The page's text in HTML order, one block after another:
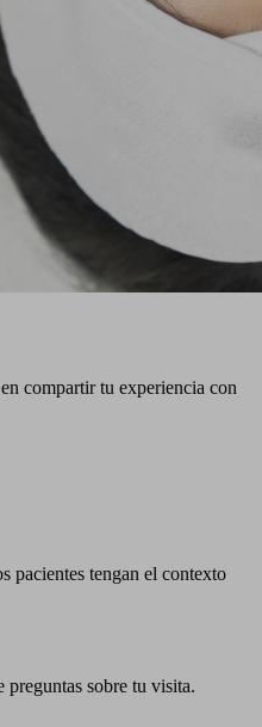
compartir tu experiencia con
pacientes tengan el contexto
preguntas sobre tu visita.